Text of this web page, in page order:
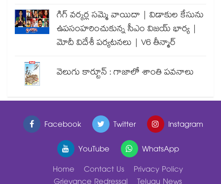
గిగ్ వర్కర్ల సమ్మె వాయిదా | విడాకుల కేసును
ఉపసంహరించుకున్న సీఎం విజయ్ భార్య |
మోదీ విదేశీ పర్యటనలు | V6 తీన్మార్
వెలుగు కార్టూన్ : గాజాలో శాంతి పవనాలు
Facebook Twitter
Instagram
YouTube
WhatsApp
Home
Contact Us
Privacy Policy